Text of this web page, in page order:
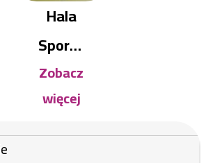
Hala
Sporto
wo-
Widow
iskowa
Zobacz
więcej